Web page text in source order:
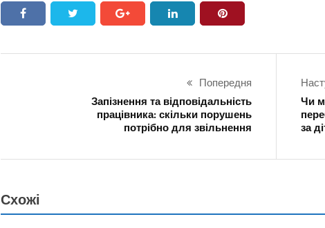
Попередня
Запізнення та відповідальність
працівника: скільки порушень
потрібно для звільнення
Чи
за
Схожі